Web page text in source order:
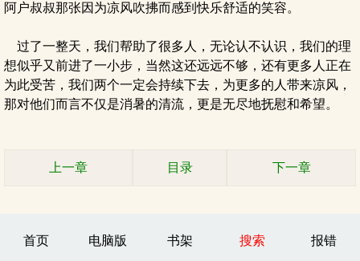
阿户叔叔那张因为凉风吹拂而感到快乐舒适的笑容。
过了一整天，我们帮助了很多人，无论认不认识，我们的理
想似乎又前进了一小步，当然这还远远不够，还有更多人正在
为此受苦，我们两个一定会持续下去，为更多的人带来凉风，
那对他们而言不仅是消暑的清流，更是无尽地抚慰和希望。
上一章 目录 下一章
首页 电脑版 书架 搜索 报错